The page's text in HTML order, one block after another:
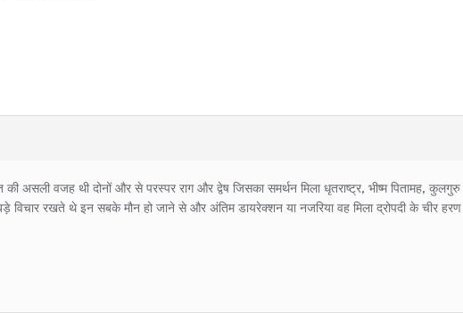
की असली वजह थी दोनों और से परस्पर राग और द्वेष जिसका समर्थन मिला धृतराष्ट्र, भीष्म पितामह,
विचार रखते थे इन सबके मौन हो जाने से और अंतिम डायरेक्शन या नजरिया वह मिला द्रोपदी के चीर हरण